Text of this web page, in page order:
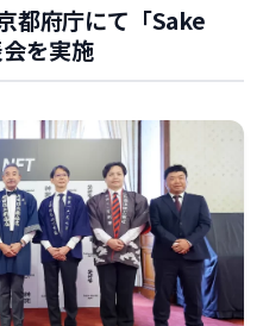
都府庁にて「Sake
を実施